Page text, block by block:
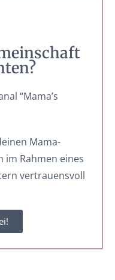
“Mama’s
Mama-
Rahmen eines
vertrauensvoll